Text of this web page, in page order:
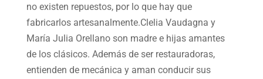
no existen repuestos, por lo que hay que
fabricarlos artesanalmente.Clelia Vaudagna y
María Julia Orellano son madre e hijas amantes
de los clásicos. Además de ser restauradoras,
entienden de mecánica y aman conducir sus